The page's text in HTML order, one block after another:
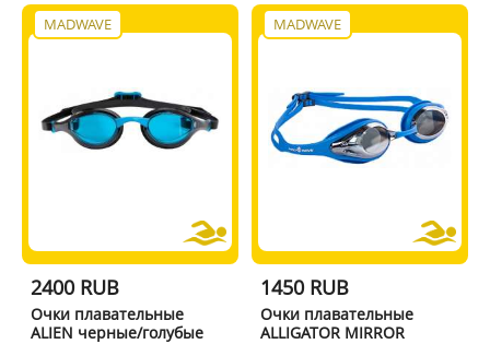
MADWAVE
2400 RUB
Очки плавательные
ALIEN черные/голубые
MADWAVE
1450 RUB
Очки плавательные
ALLIGATOR MIRROR